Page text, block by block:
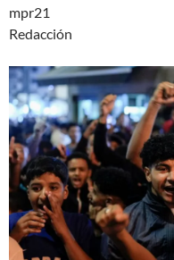
Redacción